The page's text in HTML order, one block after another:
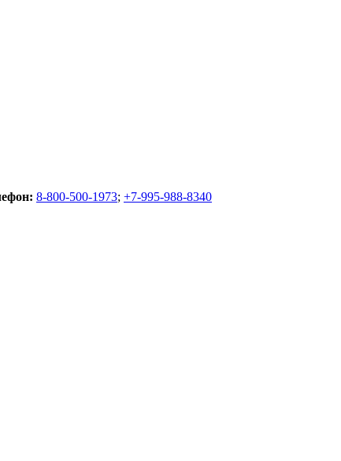
8-800-500-1973; +7-995-988-8340